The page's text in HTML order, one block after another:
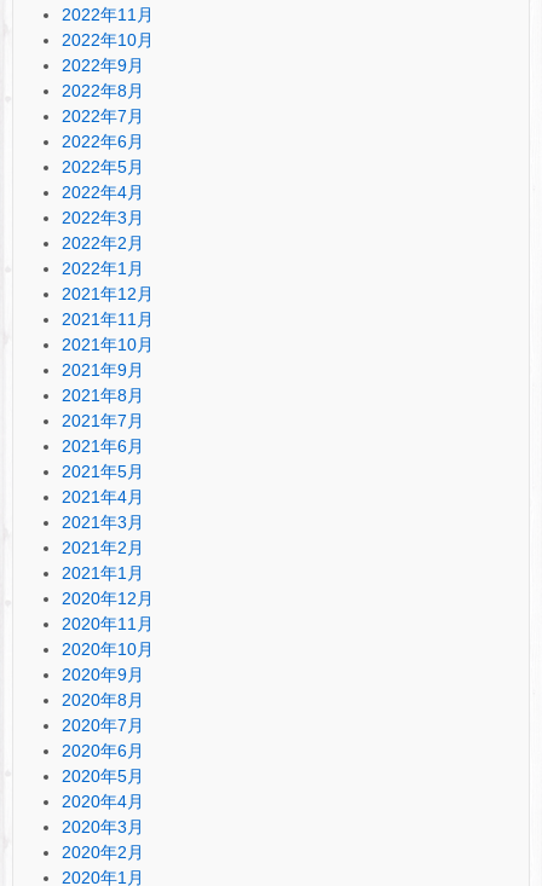
2022年11月
2022年10月
2022年9月
2022年8月
2022年7月
2022年6月
2022年5月
2022年4月
2022年3月
2022年2月
2022年1月
2021年12月
2021年11月
2021年10月
2021年9月
2021年8月
2021年7月
2021年6月
2021年5月
2021年4月
2021年3月
2021年2月
2021年1月
2020年12月
2020年11月
2020年10月
2020年9月
2020年8月
2020年7月
2020年6月
2020年5月
2020年4月
2020年3月
2020年2月
2020年1月